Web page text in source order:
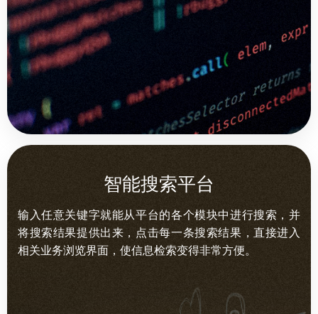
智能搜索平台
输入任意关键字就能从平台的各个模块中进行搜索，并
将搜索结果提供出来，点击每一条搜索结果，直接进入
相关业务浏览界面，使信息检索变得非常方便。